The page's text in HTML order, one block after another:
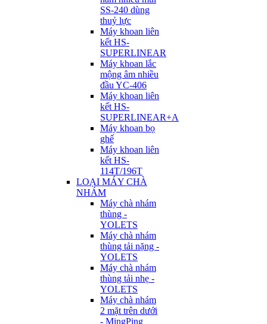
SS-240 dùng
thuỷ lực
Máy khoan liên
kết HS-
SUPERLINEAR
Máy khoan lắc
mộng âm nhiều
đầu YC-406
Máy khoan liên
kết HS-
SUPERLINEAR+A
Máy khoan bọ
ghế
Máy khoan liên
kết HS-
114T/196T
LOẠI MÁY CHÀ
NHÁM
Máy chà nhám
thùng -
YOLETS
Máy chà nhám
thùng tải nặng -
YOLETS
Máy chà nhám
thùng tải nhẹ -
YOLETS
Máy chà nhám
2 mặt trên dưới
- MingPing